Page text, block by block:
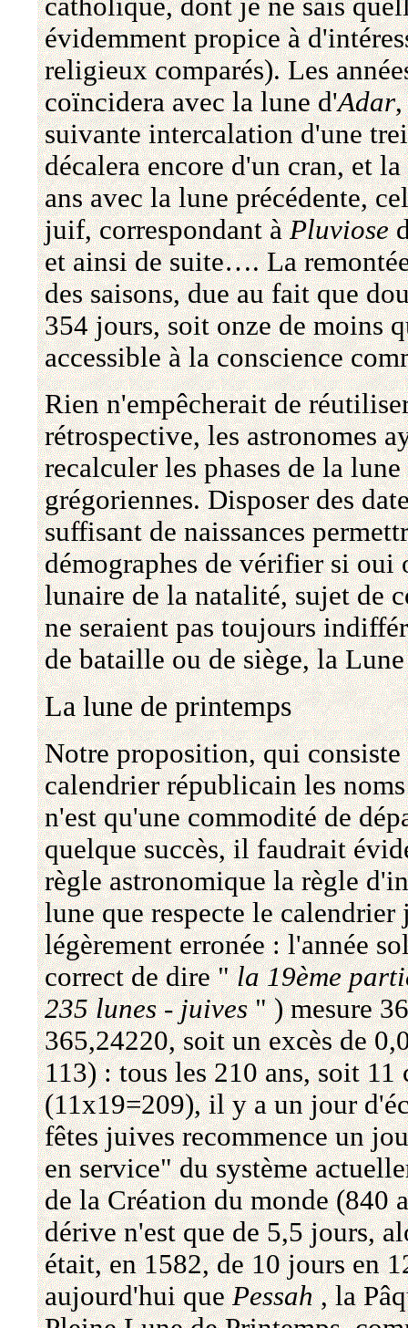
catholique, dont je ne sais
évidemment propice à
religieux comparés). Les
coïncidera avec la lune d'Adar
suivante intercalation d'une
décalera encore d'un cran, et
ans avec la lune précédente,
juif, correspondant àPluviose
et ainsi de suite…. La
des saisons, due au fait que
354 jours, soit onze de moins
accessible à la conscience
Rien n'empêcherait de
rétrospective, les astronomes
recalculer les phases de la
grégoriennes. Disposer des
suffisant de naissances
démographes de vérifier si
lunaire de la natalité, sujet de
ne seraient pas toujours
de bataille ou de siège, la
La lune de printemps
Notre proposition, qui
calendrier républicain les
n'est qu'une commodité de
quelque succès, il faudrait
règle astronomique la règle
lune que respecte le
légèrement erronée : l'année
correct de dire "la 19ème
235 lunes - juives" ) mesure
365,24220, soit un excès de
113) : tous les 210 ans, soit 11
(11x19=209), il y a un jour
fêtes juives recommence un
en service" du système
de la Création du monde (840
dérive n'est que de 5,5 jours,
était, en 1582, de 10 jours en
aujourd'hui quePessah, la